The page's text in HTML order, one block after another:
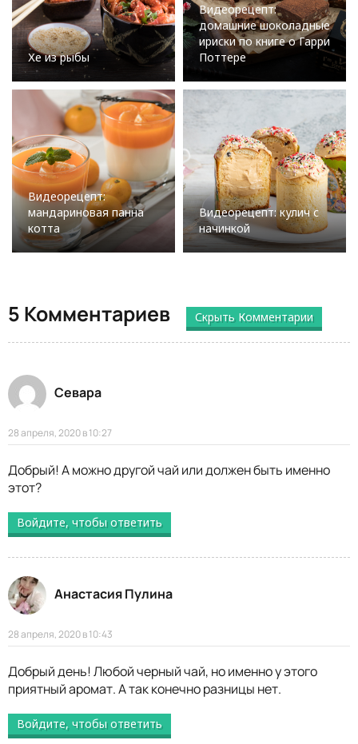
Хе из рыбы
Видеорецепт:
домашние шоколадные
ириски по книге о Гарри
Поттере
Видеорецепт:
мандариновая панна
котта
Видеорецепт: кулич с
начинкой
5 Комментариев Скрыть Комментарии
Севара
28 апреля, 2020 в 10:27
Добрый! А можно другой чай или должен быть именно
этот?
Войдите, чтобы ответить
Анастасия Пулина
28 апреля, 2020 в 10:43
Добрый день! Любой черный чай, но именно у этого
приятный аромат. А так конечно разницы нет.
Войдите, чтобы ответить